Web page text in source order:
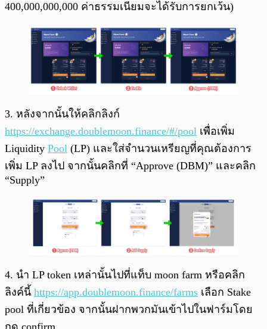
400,000,000,000 ค่าธรรมเนียมจะได้รับการยกเว้น)
3. หลังจากนั้นให้คลิกลิงก์
https://exchange.doublemoon.finance/#/pool เพื่อเพิ่ม
Liquidity Pool (LP) และใส่จำนวนเหรียญที่คุณต้องการ
เพิ่ม LP ลงไป จากนั้นคลิกที่ “Approve (DBM)” และคลิก
“Supply”
4. นำ LP token เหล่านั้นไปที่แท็บ moon farm หรือคลิก
ลิงค์นี้ https://app.doublemoon.finance/farms เลือก Stake
pool ที่เกี่ยวข้อง จากนั้นฝากพวกมันเข้าไปในฟาร์มโดย
กด confirm